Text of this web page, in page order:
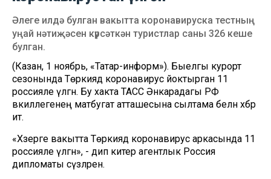
Әлеге илдә булган вакытта коронавируска тестның
уңай нәтиҗәсен күрсәткән туристлар саны 326 кеше
булган.
(Казан, 1 ноябрь, «Татар-информ»). Быелгы курорт
сезонында Төркиядә коронавирус йоктырган 11
россияле үлгән. Бу хакта ТАСС Әнкарадагы РФ
вәкиллегенең матбугат атташесына сылтама белән хәбәр
итә.
«Хәзерге вакытта Төркиядә коронавирус аркасында 11
россияле үлгән», - дип китерә агентлык Россия
дипломаты сүзләрен.